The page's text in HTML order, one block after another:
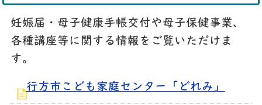
妊娠届・母子健康手帳交付や母子保健事業、
各種講座等に関する情報をご覧いただけま
す。
行方市こども家庭センター「どれみ」